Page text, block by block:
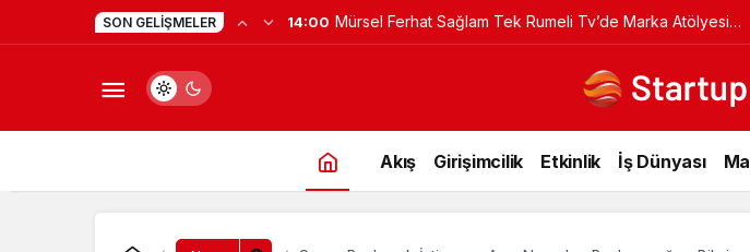
SON GELIŞMELER 14:00 Mürsel Ferhat Sağlam Tek Rumeli Tv’de Marka Atölyesi
Akış Girişimcilik Etkinlik İş Dünyası